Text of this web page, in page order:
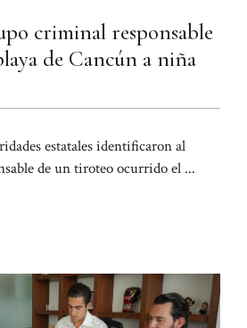
criminal responsable
de Cancún a niña
estatales identificaron al
de un tiroteo ocurrido el ...